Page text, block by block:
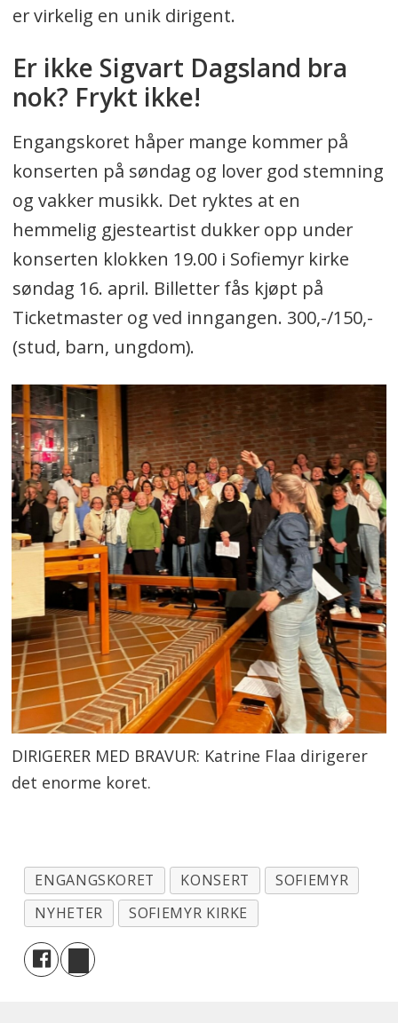
er virkelig en unik dirigent.
Er ikke Sigvart Dagsland bra
nok? Frykt ikke!
Engangskoret håper mange kommer på
konserten på søndag og lover god stemning
og vakker musikk. Det ryktes at en
hemmelig gjesteartist dukker opp under
konserten klokken 19.00 i Sofiemyr kirke
søndag 16. april. Billetter fås kjøpt på
Ticketmaster og ved inngangen. 300,-/150,-
(stud, barn, ungdom).
DIRIGERER MED BRAVUR: Katrine Flaa dirigerer
det enorme koret.
ENGANGSKORET KONSERT
SOFIEMYR
NYHETER
SOFIEMYR KIRKE